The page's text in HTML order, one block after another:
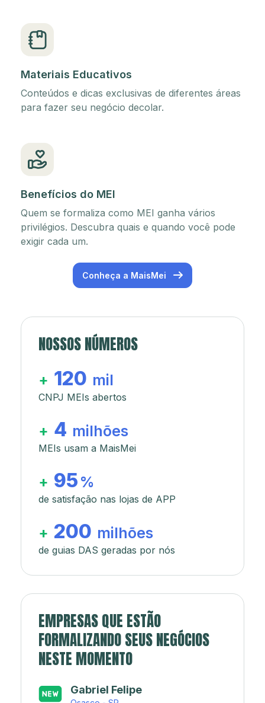
Materiais Educativos
Conteúdos e dicas exclusivas de diferentes áreas
para fazer seu negócio decolar.
Benefícios do MEI
Quem se formaliza como MEI ganha vários
privilégios. Descubra quais e quando você pode
exigir cada um.
Conheça a MaisMei
NOSSOS NÚMEROS
+ 120 mil
CNPJ MEIs abertos
+ 4 milhões
MEIs usam a MaisMei
+ 95 %
de satisfação nas lojas de APP
+ 200 milhões
de guias DAS geradas por nós
EMPRESAS QUE ESTÃO
FORMALIZANDO SEUS NEGÓCIOS
NESTE MOMENTO
Japa’s açaí e sorveteria